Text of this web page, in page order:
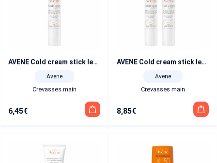
AVENE Cold cream stick levres 4 g
Avene
Crevasses main
6,45€
AVENE Cold cream stick levres duo 2×4 g
Avene
Crevasses main
8,85€